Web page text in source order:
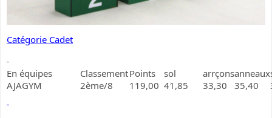
Catégorie Cadet
En équipes ClassementPoints sol arrçonsanneaux
AJAGYM
2ème/8 119,00 41,85 33,30 35,40